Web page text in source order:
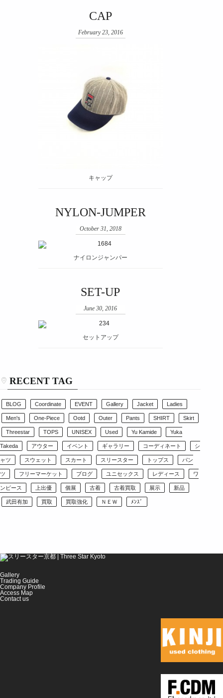
CAP
February 23, 2016
キャップ
NYLON-JUMPER
October 31, 2018
ナイロンジャンパー
SET-UP
June 30, 2016
セットアップ
RECENT TAG
BLOG Coordinate EVENT Gallery Jacket Ladies
Men's One-Piece Ootd Outer Pants SHIRT Skirt
Threestar TOPS UNISEX Used Yu Kamide Yuka
Takeda アウター イベント ギャラリー コーディネート シ
ャツ スウェット スカート スリースター トップス パン
ツ フリーマーケット ブログ ユニセックス レディース ワ
ンピース 上出優 個展 古着 古着買取 展示 新品
武田有加 買取 買取強化 ＮＥＷ ﾒﾝｽﾞ
Gallery
Trading Guide
Company Profile
Access Map
Contact us